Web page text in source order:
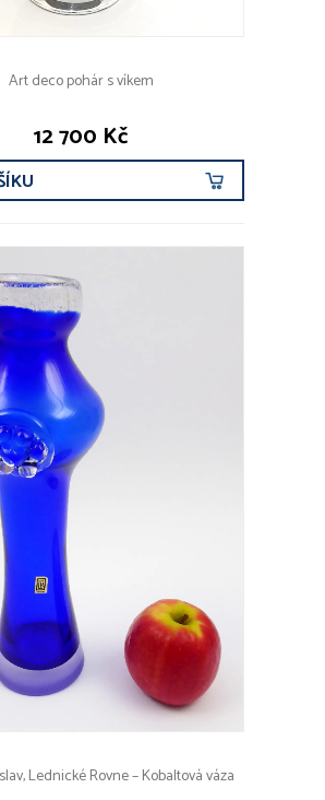
Art deco pohár s víkem
12 700 Kč
Lednické Rovne – Kobaltová váza